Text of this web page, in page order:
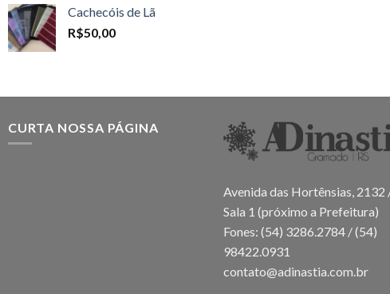
Cachecóis de Lã
R$50,00
CURTA NOSSA PÁGINA
Avenida das Hortênsias, 2132
Sala 1 (próximo a Prefeitura)
Fones: (54) 3286.2784 / (54)
98422.0931
contato@adinastia.com.br